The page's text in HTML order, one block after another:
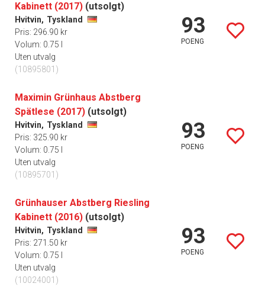
Kabinett (2017) (utsolgt)
Hvitvin, Tyskland
Pris: 296.90 kr
Volum: 0.75 l
Uten utvalg
(10895801)
93
POENG
Maximin Grünhaus Abstberg
Spätlese (2017) (utsolgt)
Hvitvin, Tyskland
Pris: 325.90 kr
Volum: 0.75 l
Uten utvalg
(10895701)
93
POENG
Grünhauser Abstberg Riesling
Kabinett (2016) (utsolgt)
Hvitvin, Tyskland
Pris: 271.50 kr
Volum: 0.75 l
Uten utvalg
(10024001)
93
POENG